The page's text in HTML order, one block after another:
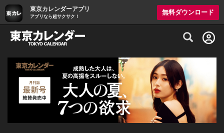
東京カレンダーアプリ
アプリなら超サクサク！
無料ダウンロード
グルメ情報・プレミアムレストラン予約